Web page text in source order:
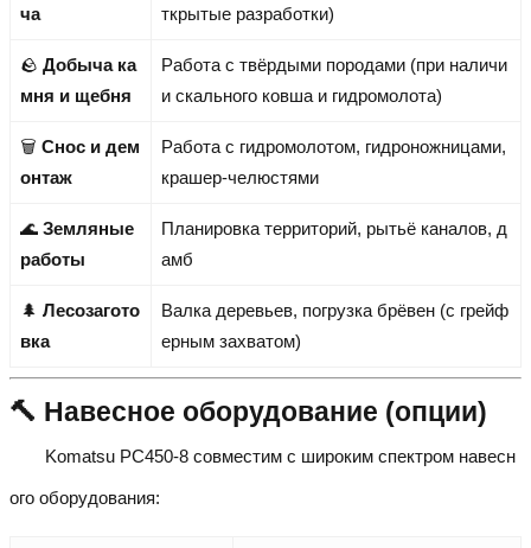
ча
ткрытые разработки)
🪨 Добыча ка
мня и щебня
Работа с твёрдыми породами (при наличи
и скального ковша и гидромолота)
🗑️ Снос и дем
онтаж
Работа с гидромолотом, гидроножницами,
крашер-челюстями
🌊 Земляные
работы
Планировка территорий, рытьё каналов, д
амб
🌲 Лесозагото
вка
Валка деревьев, погрузка брёвен (с грейф
ерным захватом)
🔨 Навесное оборудование (опции)
Komatsu PC450-8 совместим с широким спектром навесн
ого оборудования: